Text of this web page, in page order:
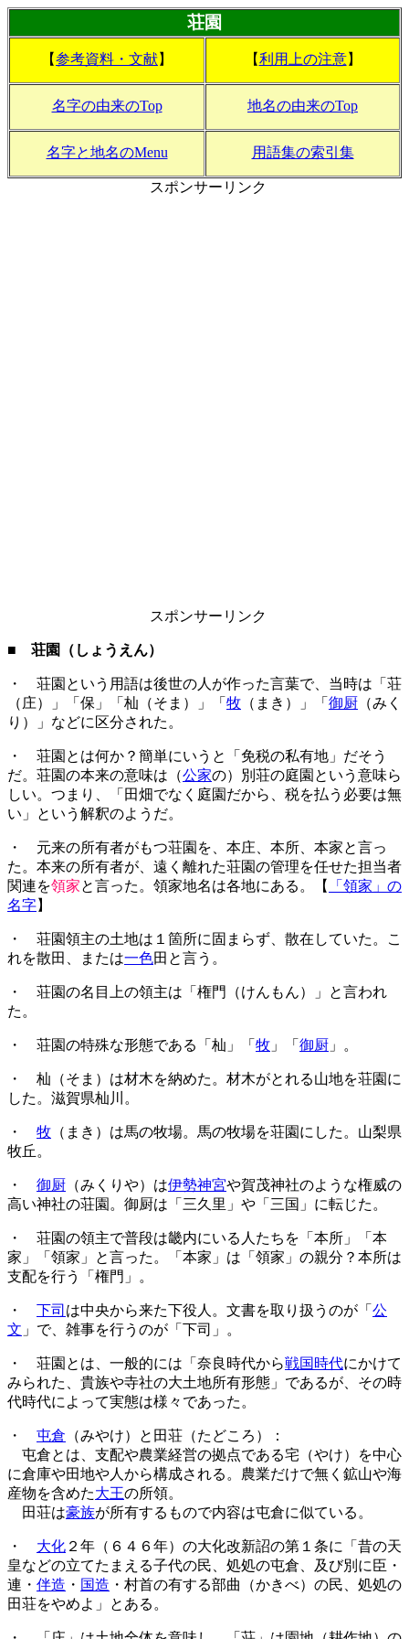
荘園
【参考資料・文献】 【利用上の注意】
名字の由来のTop 地名の由来のTop
名字と地名のMenu 用語集の索引集
スポンサーリンク
スポンサーリンク
■ 荘園（しょうえん）
・ 荘園という用語は後世の人が作った言葉で、当時は「荘
（庄）」「保」「杣（そま）」「 牧 （まき）」「 御厨 （みく
り）」などに区分された。
・ 荘園とは何か？簡単にいうと「免税の私有地」だそう
だ。荘園の本来の意味は（公家の）別荘の庭園という意味ら
しい。つまり、「田畑でなく庭園だから、税を払う必要は無
い」という解釈のようだ。
・ 元来の所有者がもつ荘園を、本庄、本所、本家と言っ
た。本来の所有者が、遠く離れた荘園の管理を任せた担当者
関連を領家と言った。領家地名は各地にある。【
「領家」の
名字】
・ 荘園領主の土地は１箇所に固まらず、散在していた。こ
れを散田、または一色田と言う。
・ 荘園の名目上の領主は「権門（けんもん）」と言われ
た。
・ 荘園の特殊な形態である「杣」「 牧 」「 御厨 」。
・ 杣（そま）は材木を納めた。材木がとれる山地を荘園に
した。滋賀県杣川。
・ 牧 （まき）は馬の牧場。馬の牧場を荘園にした。山梨県
牧丘。
・ 御厨 （みくりや）は伊勢神宮や賀茂神社のような権威の
高い神社の荘園。御厨は「三久里」や「三国」に転じた。
・ 荘園の領主で普段は畿内にいる人たちを「本所」「本
家」「領家」と言った。「本家」は「領家」の親分？本所は
支配を行う「権門」。
・ 下司 は中央から来た下役人。文書を取り扱うのが「 公
文 」で、雑事を行うのが「下司」。
・ 荘園とは、一般的には「奈良時代から戦国時代にかけて
みられた、貴族や寺社の大土地所有形態」であるが、その時
代時代によって実態は様々であった。
・ 屯倉 （みやけ）と田荘（たどころ）：
屯倉とは、支配や農業経営の拠点である宅（やけ）を中心
に倉庫や田地や人から構成される。農業だけで無く鉱山や海
産物を含めた大王の所領。
田荘は豪族が所有するもので内容は屯倉に似ている。
・ 大化 ２年（６４６年）の大化改新詔の第１条に「昔の天
皇などの立てたまえる子代の民、処処の屯倉、及び別に臣・
連・ 伴造 ・ 国造 ・村首の有する部曲（かきべ）の民、処処の
田荘をやめよ」とある。